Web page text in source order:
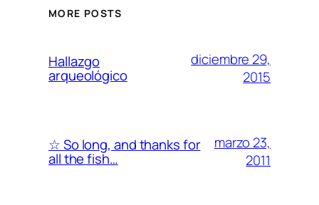
MORE POSTS
Hallazgo
arqueológico
diciembre 29,
2015
☆ So long, and thanks for
all the fish…
marzo 23,
2011